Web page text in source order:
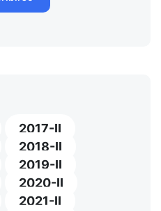
2017-II
2018-II
2019-II
2020-II
2021-II